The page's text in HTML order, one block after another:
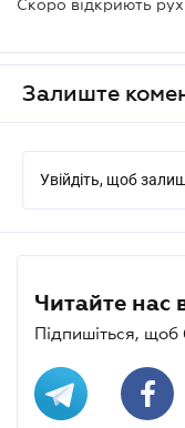
Залиште
Увійдіть, щоб
Читайте нас
Підпишіться, щоб